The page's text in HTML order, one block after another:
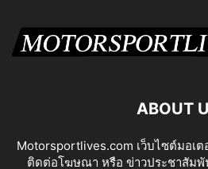
ABOUT
Motorsportlives.com เว็บไซต์มอเ
ติดต่อโฆษณา หรือ ข่าวประชาสัม